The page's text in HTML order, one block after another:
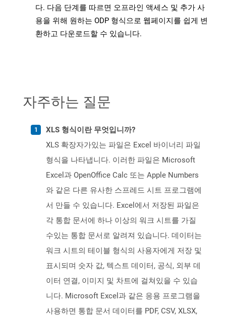
다. 다음 단계를 따르면 오프라인 액세스 및 추가 사
용을 위해 원하는 ODP 형식으로 웹페이지를 쉽게 변
환하고 다운로드할 수 있습니다.
자주하는 질문
XLS 형식이란 무엇입니까?
XLS 확장자가있는 파일은 Excel 바이너리 파일
형식을 나타냅니다. 이러한 파일은 Microsoft
Excel과 OpenOffice Calc 또는 Apple Numbers
와 같은 다른 유사한 스프레드 시트 프로그램에
서 만들 수 있습니다. Excel에서 저장된 파일은
각 통합 문서에 하나 이상의 워크 시트를 가질
수있는 통합 문서로 알려져 있습니다. 데이터는
워크 시트의 테이블 형식의 사용자에게 저장 및
표시되며 숫자 값, 텍스트 데이터, 공식, 외부 데
이터 연결, 이미지 및 차트에 걸쳐있을 수 있습
니다. Microsoft Excel과 같은 응용 프로그램을
사용하면 통합 문서 데이터를 PDF, CSV, XLSX,